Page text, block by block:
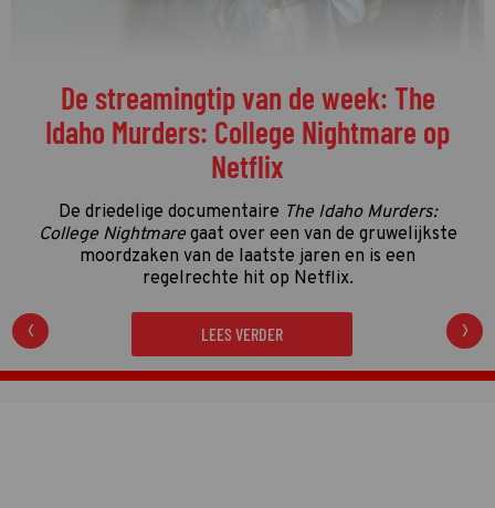
De streamingtip van de week: The
Idaho Murders: College Nightmare op
Netflix
De driedelige documentaire The Idaho Murders:
College Nightmaregaat over een van de gruwelijkste
moordzaken van de laatste jaren en is een
regelrechte hit op Netflix.
LEES VERDER